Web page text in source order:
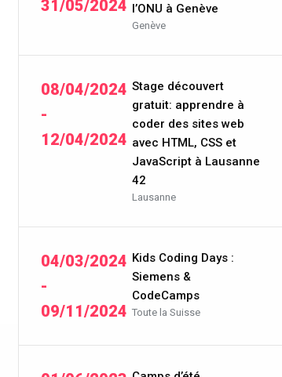
31/05/2024 l’ONU à Genève
Genève
08/04/2024
-
12/04/2024
Stage découvert
gratuit: apprendre à
coder des sites web
avec HTML, CSS et
JavaScript à Lausanne
42
Lausanne
04/03/2024
-
09/11/2024
Kids Coding Days :
Siemens &
CodeCamps
Toute la Suisse